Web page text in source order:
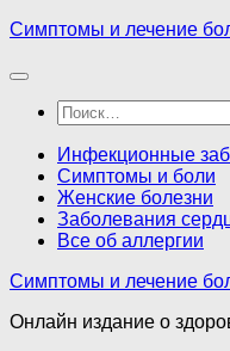
Перейти
содержимому
Симптомы и лечение
Найти:
Инфекционные
Симптомы и боли
Женские болезни
Заболевания
Все об аллергии
Симптомы и лечение
Онлайн издание о